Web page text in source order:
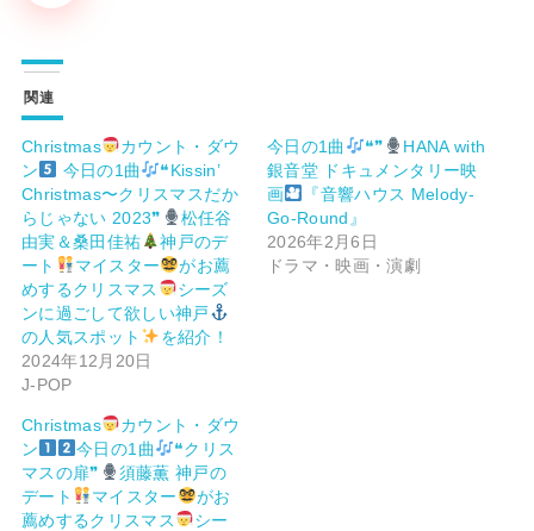
関連
Christmas
カウント・ダウ
ン
今日の1曲
❝Kissin’
Christmas〜クリスマスだか
らじゃない 2023❞
松任谷
由実＆桑田佳祐
神戸のデ
ート
マイスター
がお薦
めするクリスマス
シーズ
ンに過ごして欲しい神戸
の人気スポット
を紹介！
2024年12月20日
J-POP
今日の1曲 ❝❞
HANA with
銀音堂 ドキュメンタリー映
画
『音響ハウス Melody-
Go-Round』
2026年2月6日
ドラマ・映画・演劇
Christmas
カウント・ダウ
ン
今日の1曲
❝クリス
マスの扉❞
須藤薫 神戸の
デート
マイスター
がお
薦めするクリスマス
シー